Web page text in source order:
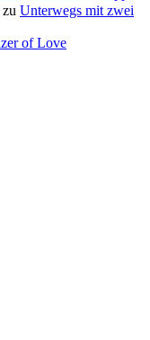
zu Unterwegs mit zwei
of Love